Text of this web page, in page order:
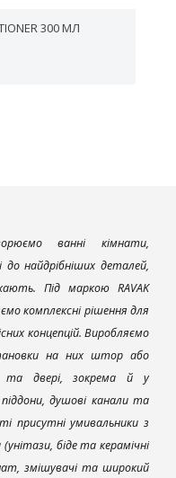
300 МЛ
ванні кімнати,
до найдрібніших деталей,
Під маркою RAVAK
комплексні рішення для
концепцій. Виробляємо
на них штор або
та двері, зокрема й у
душові канали та
присутні умивальники з
біде та керамічні
змішувачі та широкий